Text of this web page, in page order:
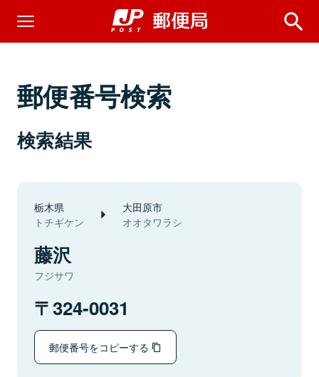
郵便番号検索
検索結果
栃木県
トチギケン
大田原市
オオタワラシ
藤沢
フジサワ
324-0031
郵便番号をコピーする